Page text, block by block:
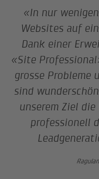
«In nur
Websites auf
Dank einer
«Site
grosse Probleme
sind
unserem Ziel
professionell